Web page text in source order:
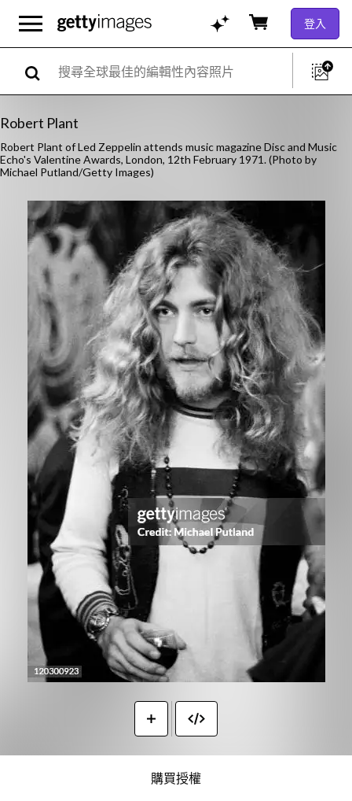
登入
Robert Plant
Robert Plant of Led Zeppelin attends music magazine Disc and Music
Echo's Valentine Awards, London, 12th February 1971. (Photo by
Michael Putland/Getty Images)
購買授權